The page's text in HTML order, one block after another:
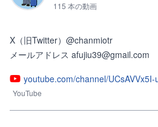
115 本の動画
X（旧Twitter）@chanmiotr
メールアドレス afujiu39@gmail.com
youtube.com/channel/UCsAVVx5I-
YouTube